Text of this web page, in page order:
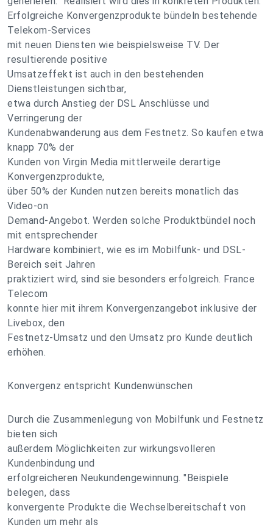
Erfolgreiche Konvergenzprodukte bündeln bestehende
Telekom-Services
mit neuen Diensten wie beispielsweise TV. Der
resultierende positive
Umsatzeffekt ist auch in den bestehenden
Dienstleistungen sichtbar,
etwa durch Anstieg der DSL Anschlüsse und
Verringerung der
Kundenabwanderung aus dem Festnetz. So kaufen etwa
knapp 70% der
Kunden von Virgin Media mittlerweile derartige
Konvergenzprodukte,
über 50% der Kunden nutzen bereits monatlich das
Video-on
Demand-Angebot. Werden solche Produktbündel noch
mit entsprechender
Hardware kombiniert, wie es im Mobilfunk- und DSL-
Bereich seit Jahren
praktiziert wird, sind sie besonders erfolgreich. France
Telecom
konnte hier mit ihrem Konvergenzangebot inklusive der
Livebox, den
Festnetz-Umsatz und den Umsatz pro Kunde deutlich
erhöhen.
Konvergenz entspricht Kundenwünschen
Durch die Zusammenlegung von Mobilfunk und Festnetz
bieten sich
außerdem Möglichkeiten zur wirkungsvolleren
Kundenbindung und
erfolgreicheren Neukundengewinnung. "Beispiele
belegen, dass
konvergente Produkte die Wechselbereitschaft von
Kunden um mehr als